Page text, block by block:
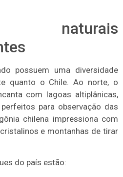
naturais
possuem uma diversidade
quanto o Chile. Ao norte, o
com lagoas altiplânicas,
para observação das
chilena impressiona com
e montanhas de tirar
do país estão: